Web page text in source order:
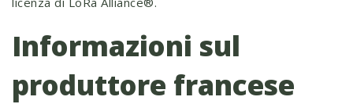
Informazioni sul
produttore francese